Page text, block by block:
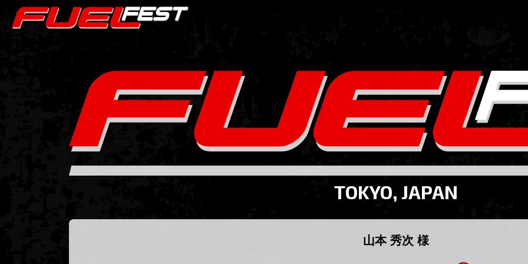
TOKYO, JAPAN
山本 秀次 様